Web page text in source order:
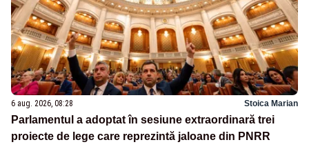
6 aug. 2026, 08:28 Stoica Marian
Parlamentul a adoptat în sesiune extraordinară trei
proiecte de lege care reprezintă jaloane din PNRR